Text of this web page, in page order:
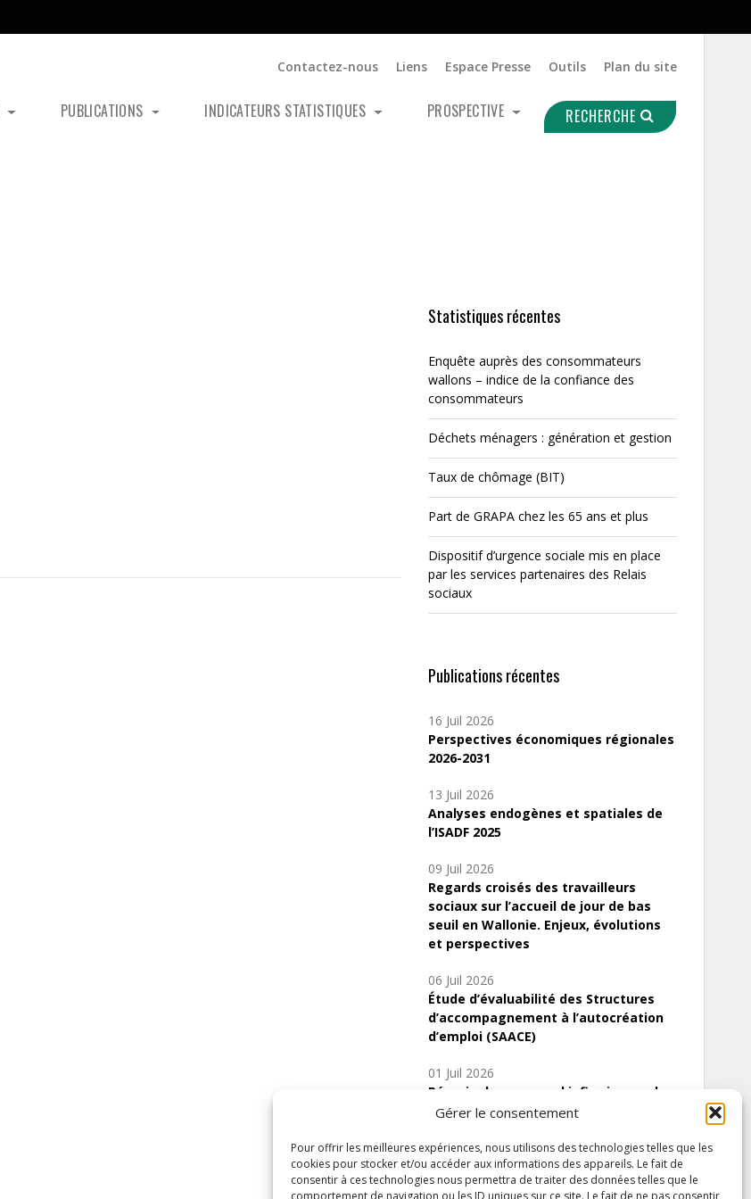
Gérer le consentement
Pour offrir les meilleures expériences, nous utilisons des technologies telles que les
cookies pour stocker et/ou accéder aux informations des appareils. Le fait de
consentir à ces technologies nous permettra de traiter des données telles que le
comportement de navigation ou les ID uniques sur ce site. Le fait de ne pas consentir
Contactez-nous Liens Espace Presse Outils Plan du site
PUBLICATIONS INDICATEURS STATISTIQUES PROSPECTIVE RECHERCHE
Statistiques récentes
Enquête auprès des consommateurs
wallons – indice de la confiance des
consommateurs
Déchets ménagers : génération et gestion
Taux de chômage (BIT)
Part de GRAPA chez les 65 ans et plus
Dispositif d’urgence sociale mis en place
par les services partenaires des Relais
sociaux
Publications récentes
16 Juil 2026
Perspectives économiques régionales
2026-2031
13 Juil 2026
Analyses endogènes et spatiales de
l’ISADF 2025
09 Juil 2026
Regards croisés des travailleurs
sociaux sur l’accueil de jour de bas
seuil en Wallonie. Enjeux, évolutions
et perspectives
06 Juil 2026
Étude d’évaluabilité des Structures
d’accompagnement à l’autocréation
d’emploi (SAACE)
01 Juil 2026
Pénurie du personnel infirmier :quels
indicateurs d’offre de soins pour